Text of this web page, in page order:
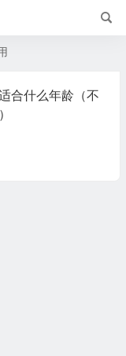
合什么年龄（不